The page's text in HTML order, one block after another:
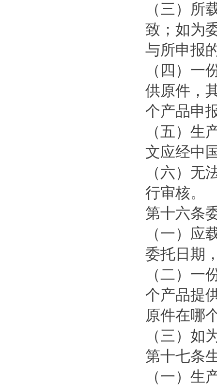
（三）
致；如为
与所申报
（四）
供原件，
个产品申
（五）
文应经中
（六）
行审核。
第十六条
（一）
委托日期
（二）
个产品提
原件在哪
（三）
第十七条
（一）生